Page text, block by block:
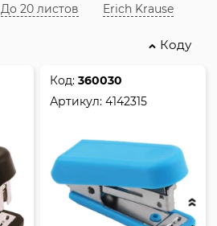
До 20 листов Erich Krause
Коду
Код:360030
Артикул:4142315